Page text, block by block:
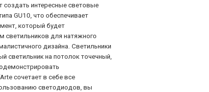
создать интересные световые
GU10, что обеспечивает
который будет
светильников для натяжного
дизайна. Светильники
светильник на потолок точечный,
сочетает в себе все
светодиодов, вы